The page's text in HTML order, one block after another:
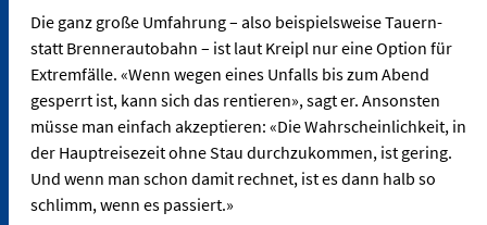
Die ganz große Umfahrung – also beispielsweise Tauern-
statt Brennerautobahn – ist laut Kreipl nur eine Option für
Extremfälle. «Wenn wegen eines Unfalls bis zum Abend
gesperrt ist, kann sich das rentieren», sagt er. Ansonsten
müsse man einfach akzeptieren: «Die Wahrscheinlichkeit, in
der Hauptreisezeit ohne Stau durchzukommen, ist gering.
Und wenn man schon damit rechnet, ist es dann halb so
schlimm, wenn es passiert.»